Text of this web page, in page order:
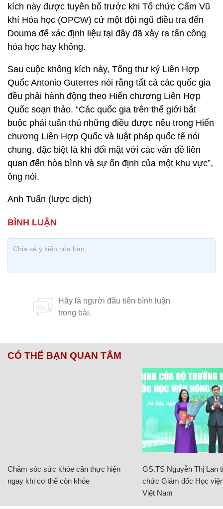
kích này được tuyên bố trước khi Tổ chức Cấm Vũ
khí Hóa học (OPCW) cử một đội ngũ điều tra đến
Douma để xác định liệu tại đây đã xảy ra tấn công
hóa học hay không.
Sau cuộc không kích này, Tổng thư ký Liên Hợp
Quốc Antonio Guterres nói rằng tất cả các quốc gia
đều phải hành động theo Hiến chương Liên Hợp
Quốc soạn thảo. “Các quốc gia trên thế giới bắt
buộc phải tuân thủ những điều được nêu trong Hiến
chương Liên Hợp Quốc và luật pháp quốc tế nói
chung, đặc biệt là khi đối mặt với các vấn đề liên
quan đến hòa bình và sự ổn định của một khu vực”,
ông nói.
Anh Tuấn (lược dịch)
CÓ THỂ BẠN QUAN TÂM
Chăm sóc sức khỏe cần thực hiện
ngay khi cơ thể còn khỏe
GS.TS Nguyễn Thị Lan
chức Giám đốc Học
Việt Nam